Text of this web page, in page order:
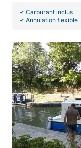
Carburant inclus
Annulation flexible